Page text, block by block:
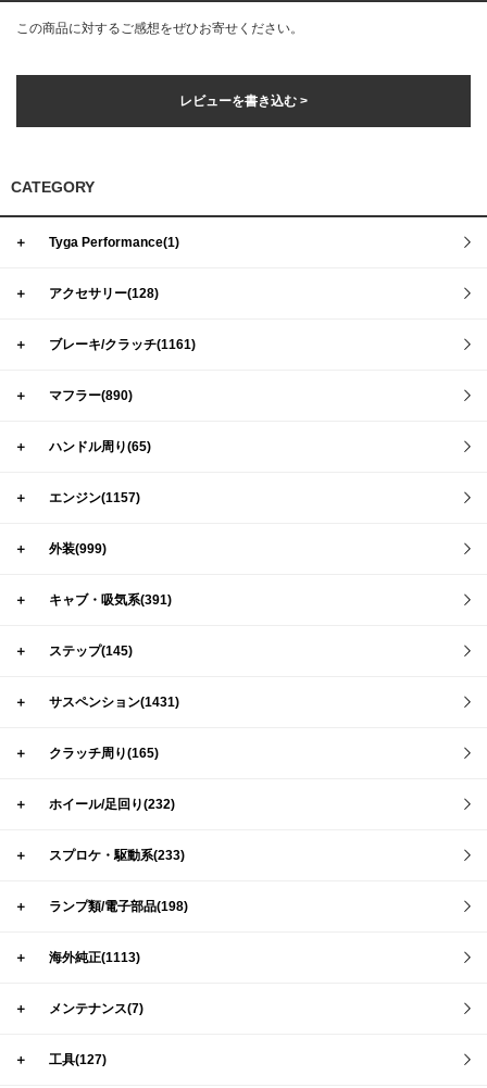
この商品に対するご感想をぜひお寄せください。
レビューを書き込む >
CATEGORY
＋ Tyga Performance(1)
＋ アクセサリー(128)
＋ ブレーキ/クラッチ(1161)
＋ マフラー(890)
＋ ハンドル周り(65)
＋ エンジン(1157)
＋ 外装(999)
＋ キャブ・吸気系(391)
＋ ステップ(145)
＋ サスペンション(1431)
＋ クラッチ周り(165)
＋ ホイール/足回り(232)
＋ スプロケ・駆動系(233)
＋ ランプ類/電子部品(198)
＋ 海外純正(1113)
＋ メンテナンス(7)
＋ 工具(127)